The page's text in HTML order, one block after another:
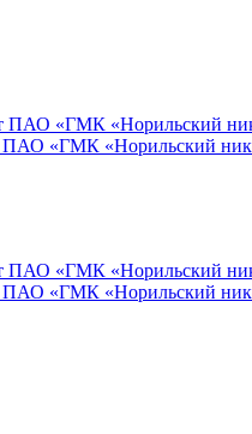
ПАО «ГМК «Норильский
ПАО «ГМК «Норильский
ПАО «ГМК «Норильский
ПАО «ГМК «Норильский